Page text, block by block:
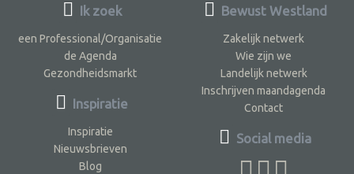
Ik zoek
een Professional/Organisatie
de Agenda
Gezondheidsmarkt
Inspiratie
Inspiratie
Nieuwsbrieven
Blog
Bewust Westland
Zakelijk netwerk
Wie zijn we
Landelijk netwerk
Inschrijven maandagenda
Contact
Social media